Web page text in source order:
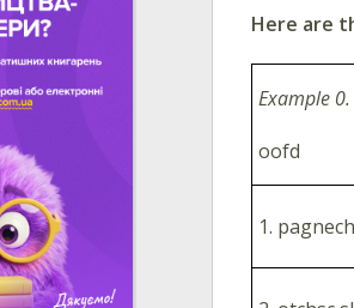
Here are
oofd
1.